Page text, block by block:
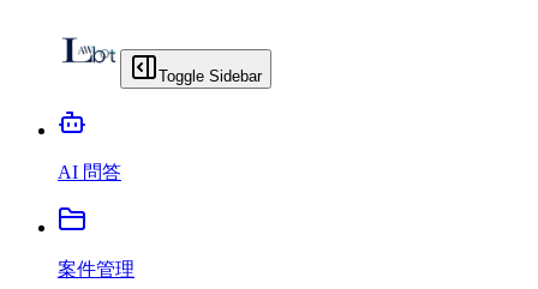
Toggle Sidebar
AI 問答
案件管理